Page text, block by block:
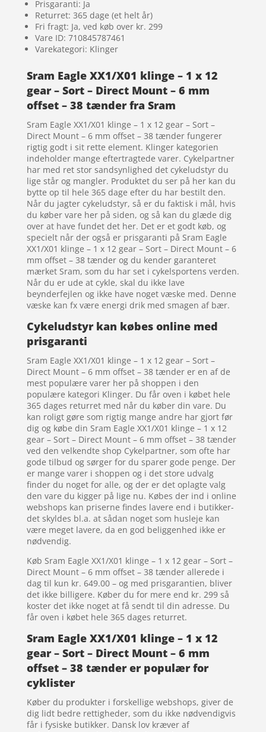
Prisgaranti: Ja
Returret: 365 dage (et helt år)
Fri fragt: Ja, ved køb over kr. 299
Vare ID: 710845787461
Varekategori: Klinger
Sram Eagle XX1/X01 klinge – 1 x 12
gear – Sort – Direct Mount – 6 mm
offset – 38 tænder fra Sram
Sram Eagle XX1/X01 klinge – 1 x 12 gear – Sort –
Direct Mount – 6 mm offset – 38 tænder fungerer
rigtig godt i sit rette element. Klinger kategorien
indeholder mange eftertragtede varer. Cykelpartner
har med ret stor sandsynlighed det cykeludstyr du
lige står og mangler. Produktet du ser på her kan du
bytte op til hele 365 dage efter du har bestilt den.
Når du jagter cykeludstyr, så er du faktisk i mål, hvis
du køber vare her på siden, og så kan du glæde dig
over at have fundet det her. Det er et godt køb, og
specielt når der også er prisgaranti på Sram Eagle
XX1/X01 klinge – 1 x 12 gear – Sort – Direct Mount – 6
mm offset – 38 tænder og du kender garanteret
mærket Sram, som du har set i cykelsportens verden.
Når du er ude at cykle, skal du ikke lave
beynderfejlen og ikke have noget væske med. Denne
væske kan fx være energi drik med smagen af bær.
Cykeludstyr kan købes online med
prisgaranti
Sram Eagle XX1/X01 klinge – 1 x 12 gear – Sort –
Direct Mount – 6 mm offset – 38 tænder er en af de
mest populære varer her på shoppen i den
populære kategori Klinger. Du får oven i købet hele
365 dages returret med når du køber din vare. Du
kan roligt gøre som rigtig mange andre har gjort før
dig og købe din Sram Eagle XX1/X01 klinge – 1 x 12
gear – Sort – Direct Mount – 6 mm offset – 38 tænder
ved den velkendte shop Cykelpartner, som ofte har
gode tilbud og sørger for du sparer gode penge. Der
er mange varer i shoppen og i det store udvalg
finder du noget for alle, og der er det oplagte valg
den vare du kigger på lige nu. Købes der ind i online
webshops kan priserne findes lavere end i butikker-
det skyldes bl.a. at sådan noget som husleje kan
være meget lavere, da en god beliggenhed ikke er
nødvendig.
Køb Sram Eagle XX1/X01 klinge – 1 x 12 gear – Sort –
Direct Mount – 6 mm offset – 38 tænder allerede i
dag til kun kr. 649.00 – og med prisgarantien, bliver
det ikke billigere. Køber du for mere end kr. 299 så
koster det ikke noget at få sendt til din adresse. Du
får oven i købet hele 365 dages returret.
Sram Eagle XX1/X01 klinge – 1 x 12
gear – Sort – Direct Mount – 6 mm
offset – 38 tænder er populær for
cyklister
Køber du produkter i forskellige webshops, giver de
dig lidt bedre rettigheder, som du ikke nødvendigvis
får i fysiske butikker. Dansk lov kræver af